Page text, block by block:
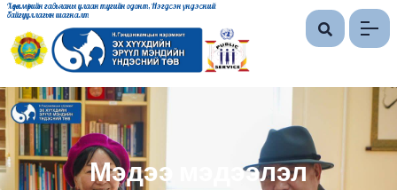
Хөдөлмөрийн гавьяаны улаан тугийн одонт, Нэгдсэн үндэсний
байгууллагын шагналт
Мэдээ мэдээлэл